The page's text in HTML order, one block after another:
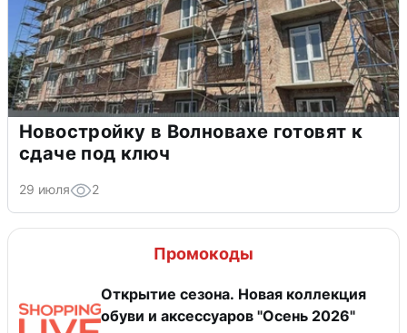
Новостройку в Волновахе готовят к
сдаче под ключ
29 июля 2
Промокоды
Открытие сезона. Новая коллекция
обуви и аксессуаров "Осень 2026"